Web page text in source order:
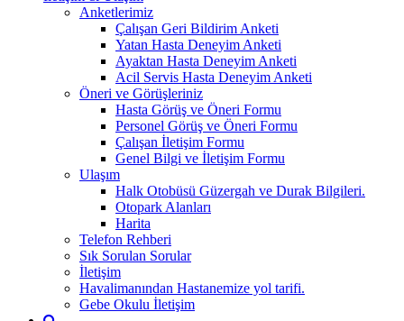
Anketlerimiz
Çalışan Geri Bildirim Anketi
Yatan Hasta Deneyim Anketi
Ayaktan Hasta Deneyim Anketi
Acil Servis Hasta Deneyim Anketi
Öneri ve Görüşleriniz
Hasta Görüş ve Öneri Formu
Personel Görüş ve Öneri Formu
Çalışan İletişim Formu
Genel Bilgi ve İletişim Formu
Ulaşım
Halk Otobüsü Güzergah ve Durak Bilgileri.
Otopark Alanları
Harita
Telefon Rehberi
Sık Sorulan Sorular
İletişim
Havalimanından Hastanemize yol tarifi.
Gebe Okulu İletişim